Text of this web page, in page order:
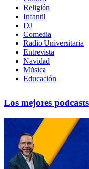
Religión
Infantil
DJ
Comedia
Radio Universitaria
Entrevista
Navidad
Música
Educación
Los mejores podcasts